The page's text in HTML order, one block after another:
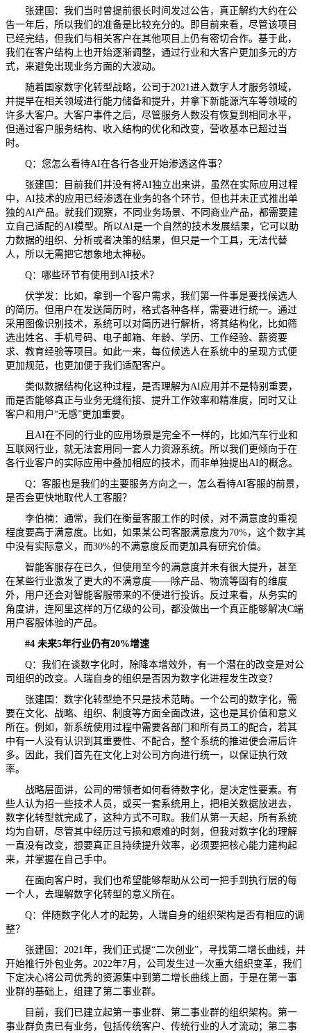
张建国：我们当时曾提前很长时间发过公告，真正解约大约在公
告一年后，所以我们的准备是比较充分的。即目前来看，尽管该项目
已经完结，但我们与相关客户在其他项目上仍有密切合作。基于此，
我们在客户结构上也开始逐渐调整，通过行业和大客户更加多元的方
式，来避免出现业务方面的大波动。
随着国家数字化转型战略，公司于2021进入数字人才服务领域，
并提早在相关领域进行能力储备和提升，并拿下新能源汽车等领域的
许多大客户。大客户事件之后，尽管服务人数没有恢复到相同水平，
但通过客户服务结构、收入结构的优化和改变，营收基本已超过当
时。
Q：您怎么看待AI在各行各业开始渗透这件事？
张建国：目前我们并没有将AI独立出来讲，虽然在实际应用过程
中，AI技术的应用已经渗透在业务的各个环节，但也并未正式推出单
独的AI产品。就我们观察，不同业务场景、不同商业产品，都需要建
立自己适配的AI模型。所以AI是一个自然的技术发展结果，它可以助
力数据的组织、分析或者决策的结果，但只是一个工具，无法代替
人，所以无需把它想象地太神秘。
Q：哪些环节有使用到AI技术？
伏学发：比如，拿到一个客户需求，我们第一件事是要找候选人
的简历。但用户在发送简历时，格式各种各样，需要进行统一。通过
采用图像识别技术，系统可以对简历进行解析，将其结构化，比如筛
选出姓名、手机号码、电子邮箱、年龄、学历、工作经验、薪资要
求、教育经验等项目。如此一来，每位候选人在系统中的呈现方式便
更加规范，也更加便于我们适配客户。
类似数据结构化这种过程，是否理解为AI应用并不是特别重要，
而是否能够真正与业务无缝衔接、提升工作效率和精准度，同时又让
客户和用户“无感”更加重要。
且AI在不同的行业的应用场景是完全不一样的，比如汽车行业和
互联网行业，就无法套用同一套人力资源系统。所以我们更倾向于在
各行业客户的实际应用中叠加相应的技术，而非单独提出AI的概念。
Q：客服也是我们的主要服务方向之一，怎么看待AI客服的前景，
是否会更快地取代人工客服？
李伯楠：通常，我们在衡量客服工作的时候，对不满意度的重视
程度要高于满意度。比如，如果某公司客服满意度为70%，这个数字其
中没有实际意义，而30%的不满意度反而更加具有研究价值。
智能客服存在已久，但使用至今的满意度并未有很大提升，甚至
在某些行业激发了更大的不满意度——除产品、物流等固有的维度
外，用户还会对智能客服带来的不便进行投诉。反过来看，从务实的
角度讲，连阿里这样的万亿级的公司，都没做出一个真正能够解决C端
用户客服体验的产品。
#4 未来5年行业仍有20%增速
Q：我们在谈数字化时，除降本增效外，有一个潜在的改变是对公
司组织的改变。人瑞自身的组织是否因为数字化进程发生改变？
张建国：数字化转型绝不只是技术范畴。一个公司的数字化，需
要在文化、战略、组织、制度等方面全面改进，这也是其价值和意义
所在。例如，新系统使用过程中需要各部门和所有员工的配合，若其
中有一人没有认识到其重要性、不配合，整个系统的推进便会滞后许
多。因此，我们首先在文化上对公司方向进行统一，以保证执行效
率。
战略层面讲，公司的带领者如何看待数字化，是决定性要素。有
些人认为招一些技术人员，或买一套系统用上，把相关数据放进去，
数字化转型就完成了，这种方式不可取。我们从第一天起，所有系统
均为自研，尽管其中经历过亏损和艰难的时刻，但我对数字化的理解
一直没有改变，想要真正且持续提升效率，必须要把核心能力建构起
来，并掌握在自己手中。
在面向客户时，我们也希望能够帮助从公司一把手到执行层的每
一个人，去理解数字化转型的意义所在。
Q：伴随数字化人才的起势，人瑞自身的组织架构是否有相应的调
整？
张建国：2021年，我们正式提“二次创业”，寻找第二增长曲线，并
开始推行外包业务。2022年7月，公司发生过一次重大组织变革，我们
下定决心将公司优秀的资源集中到第二增长曲线上面，于是在第一事
业群的基础上，组建了第二事业群。
目前，我们已建立起第一事业群、第二事业群的组织架构。第一
事业群负责已有业务，包括传统客户、传统行业的人才流动；第二事